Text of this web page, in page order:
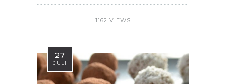
1162 VIEWS
27
JULI